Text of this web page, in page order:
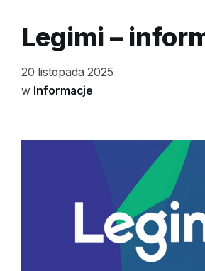
Legimi –
20 listopada 2025
w Informacje